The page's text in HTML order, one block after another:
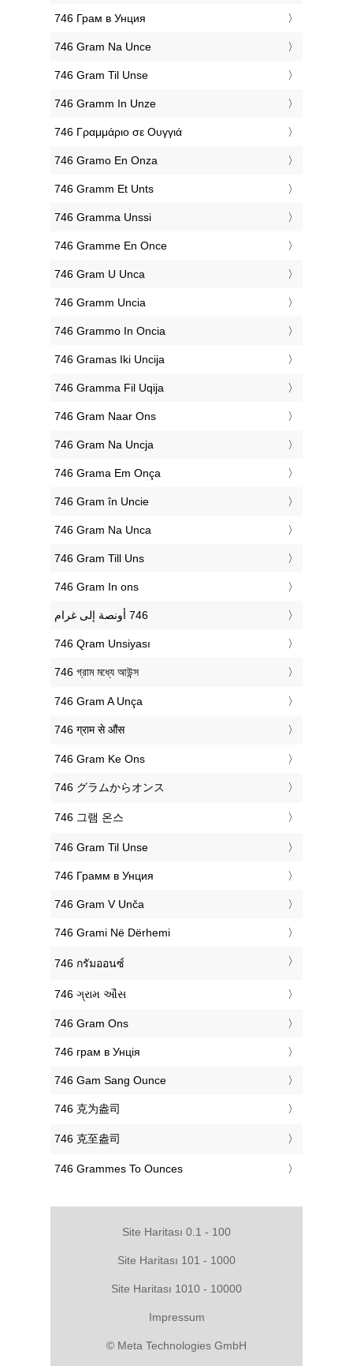
‎746 Грам в Унция
‎746 Gram Na Unce
‎746 Gram Til Unse
‎746 Gramm In Unze
‎746 Γραμμάριο σε Ουγγιά
‎746 Gramo En Onza
‎746 Gramm Et Unts
‎746 Gramma Unssi
‎746 Gramme En Once
‎746 Gram U Unca
‎746 Gramm Uncia
‎746 Grammo In Oncia
‎746 Gramas Iki Uncija
‎746 Gramma Fil Uqija
‎746 Gram Naar Ons
‎746 Gram Na Uncja
‎746 Grama Em Onça
‎746 Gram în Uncie
‎746 Gram Na Unca
‎746 Gram Till Uns
‎746 Gram In ons
‎746 Qram Unsiyası
‎746 গ্রাম মধ্যে আউন্স
‎746 Gram A Unça
‎746 ग्राम से औंस
‎746 Gram Ke Ons
‎746 グラムからオンス
‎746 그램 온스
‎746 Gram Til Unse
‎746 Грамм в Унция
‎746 Gram V Unča
‎746 Grami Në Dërhemi
‎746 กรัมออนซ์
‎746 ગ્રામ ઔંસ
‎746 Gram Ons
‎746 грам в Унція
‎746 Gam Sang Ounce
‎746 克为盎司
‎746 克至盎司
‎746 Grammes To Ounces
Site Haritası 0.1 - 100
Site Haritası 101 - 1000
Site Haritası 1010 - 10000
Impressum
© Meta Technologies GmbH